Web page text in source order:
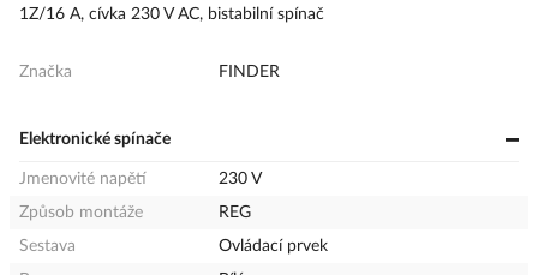
1Z/16 A, cívka 230 V AC, bistabilní spínač
Značka FINDER
Elektronické spínače
Jmenovité napětí
230 V
Způsob montáže
REG
Sestava
Ovládací prvek